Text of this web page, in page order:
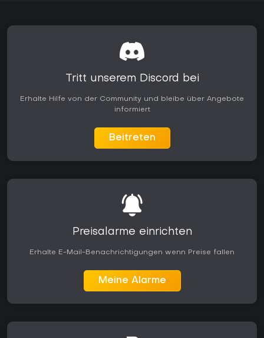
Tritt unserem Discord bei
Erhalte Hilfe von der Community und bleibe über Angebote
informiert
Beitreten
Preisalarme einrichten
Erhalte E-Mail-Benachrichtigungen wenn Preise fallen
Meine Alarme